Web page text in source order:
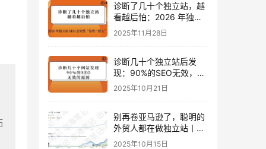
诊断了几十个独立站，越
看越后怕：2026 年独立
站 SEO 可能会突然“卷死
一批人”？
2025年11月28日
诊断几十个独立站后发
现：90%的SEO无效，是
因为忽略了这关键一步
2025年10月21日
别再卷亚马逊了，聪明的
外贸人都在做独立站丨出
海笔记
2025年10月15日